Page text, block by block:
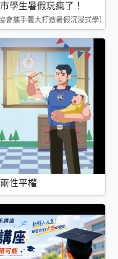
學生暑假玩瘋了！
會攜手義大打造暑假沉浸式學習基
性平權